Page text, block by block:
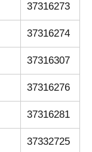
37316273
37316274
37316307
37316276
37316281
37332725